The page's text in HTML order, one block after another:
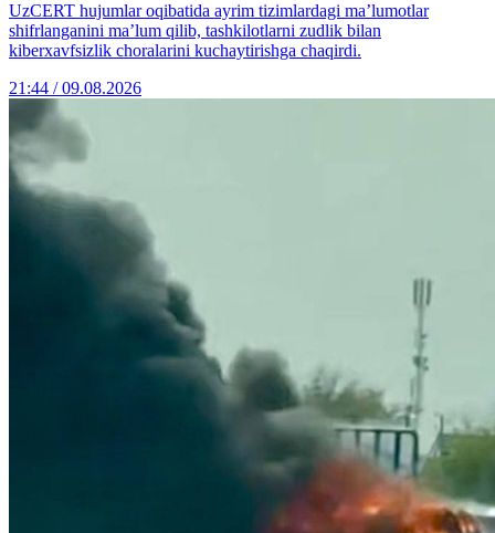
UzCERT hujumlar oqibatida ayrim tizimlardagi ma’lumotlar
shifrlanganini ma’lum qilib, tashkilotlarni zudlik bilan
kiberxavfsizlik choralarini kuchaytirishga chaqirdi.
21:44 / 09.08.2026